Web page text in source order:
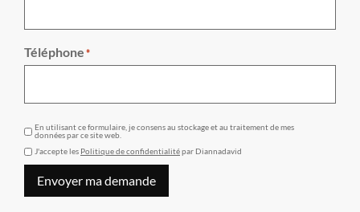
Téléphone*
En utilisant ce formulaire, je consens au stockage et au traitement de mes
données par ce site web.
J'accepte les Politique de confidentialitépar Diannadavid
Envoyer ma demande